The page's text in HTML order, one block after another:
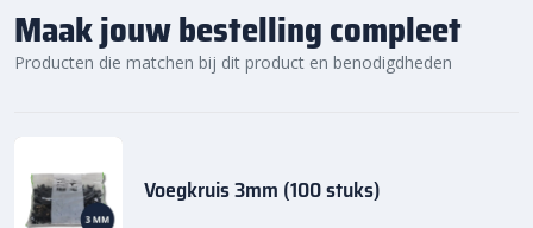
Maak jouw bestelling compleet
Producten die matchen bij dit product en benodigdheden
Voegkruis 3mm (100 stuks)